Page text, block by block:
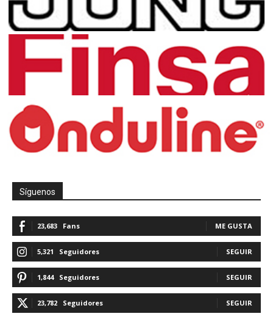
Síguenos
23,683 Fans ME GUSTA
5,321 Seguidores SEGUIR
1,844 Seguidores SEGUIR
23,782 Seguidores SEGUIR